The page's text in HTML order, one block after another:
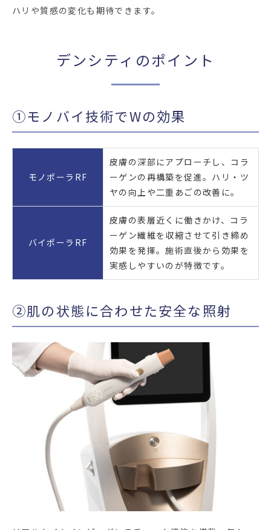
ハリや質感の変化も期待できます。
デンシティのポイント
①モノバイ技術でWの効果
モノポーラRF
皮膚の深部にアプローチし、コラ
ーゲンの再構築を促進。ハリ・ツ
ヤの向上や二重あごの改善に。
バイポーラRF
皮膚の表層近くに働きかけ、コラ
ーゲン繊維を収縮させて引き締め
効果を発揮。施術直後から効果を
実感しやすいのが特徴です。
②肌の状態に合わせた安全な照射